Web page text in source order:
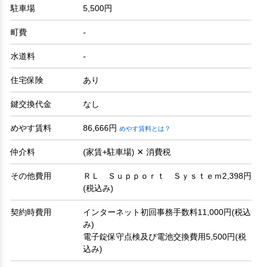
駐車場 5,500円
町費 -
水道料 -
住宅保険 あり
鍵交換代金 なし
めやす賃料 86,666円 めやす賃料とは？
仲介料 (家賃+駐車場) ✕ 消費税
その他費用
ＲＬ Ｓｕｐｐｏｒｔ Ｓｙｓｔｅｍ2,398円
(税込み)
契約時費用
インターネット初回事務手数料11,000円(税込
み)
電子錠保守点検及び電池交換費用5,500円(税
込み)